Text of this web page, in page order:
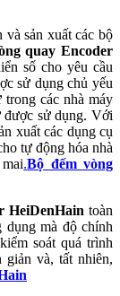
sản xuất các bộ
quay Encoder
số cho yêu cầu
sử dụng chủ yếu
các nhà máy
được sử dụng. Với
xuất các dụng cụ
tự động hóa nhà
.Bộ đếm vòng
HeiDenHain toàn
dụng mà độ chính
soát quá trình
giản và, tất nhiên,